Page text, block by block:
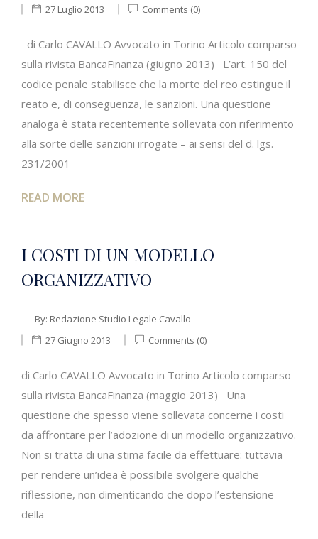
27 Luglio 2013
Comments (0)
di Carlo CAVALLO Avvocato in Torino Articolo comparso
sulla rivista BancaFinanza (giugno 2013) L’art. 150 del
codice penale stabilisce che la morte del reo estingue il
reato e, di conseguenza, le sanzioni. Una questione
analoga è stata recentemente sollevata con riferimento
alla sorte delle sanzioni irrogate – ai sensi del d. lgs.
231/2001
READ MORE
I COSTI DI UN MODELLO
ORGANIZZATIVO
By: Redazione Studio Legale Cavallo
27 Giugno 2013
Comments (0)
di Carlo CAVALLO Avvocato in Torino Articolo comparso
sulla rivista BancaFinanza (maggio 2013) Una
questione che spesso viene sollevata concerne i costi
da affrontare per l’adozione di un modello organizzativo.
Non si tratta di una stima facile da effettuare: tuttavia
per rendere un’idea è possibile svolgere qualche
riflessione, non dimenticando che dopo l’estensione
della